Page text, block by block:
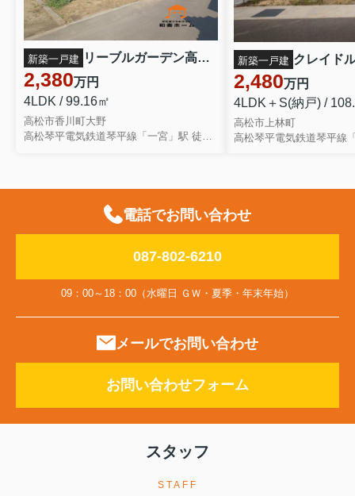
新築一戸建 リーブルガーデン高松市香川町大野第二◇2026年度補助金対象の長期優良住宅です！ ２号棟
2,380万円
4LDK / 99.16㎡
高松市香川町大野
新築一戸建
2,480万円
4LDK＋S(納戸) /
高松市上林町
電話でお問い合わせ
087-802-6210
09：00～18：00（水曜日 ＧＷ・夏季・年末年始）
メールでお問い合わせ
お問い合わせフォーム
スタッフ
STAFF